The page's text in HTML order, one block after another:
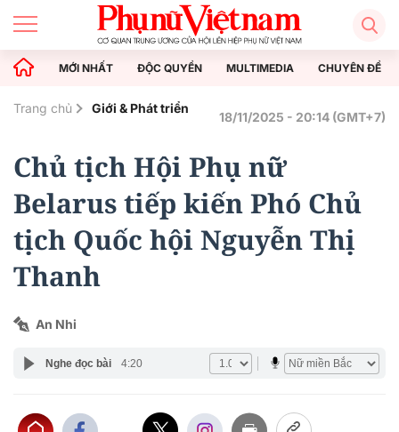
MỚI NHẤT ĐỘC QUYỀN MULTIMEDIA CHUYÊN ĐỀ
Trang chủ Giới & Phát triển
18/11/2025 - 20:14 (GMT+7)
Chủ tịch Hội Phụ nữ
Belarus tiếp kiến Phó Chủ
tịch Quốc hội Nguyễn Thị
Thanh
An Nhi
Nghe đọc bài 4:20